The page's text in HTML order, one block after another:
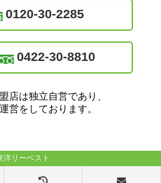
0120-30-2285
0422-30-8810
店は独立自営であり、
営をしております。
リーベスト